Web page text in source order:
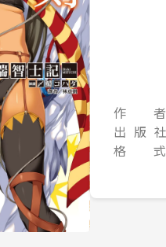
作 者
出 版 社
格 式